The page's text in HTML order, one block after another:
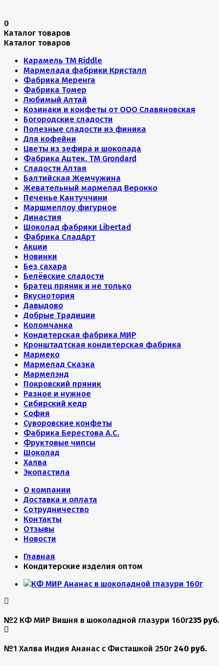
0
Каталог товаров
Каталог товаров
Карамель ТМ Riddle
Мармелада фабрики Кристалл
Фабрика Меренга
Фабрика Томер
Любимый Алтай
Козинаки и конфеты от ООО Славяновская
Богородские сладости
Полезные сладости из финика
Для кофейни
Цветы из зефира и шоколада
Фабрика Ацтек, ТМ Grondard
Сладости Алтая
Балтийская Жемчужина
Жевательный мармелад Верокко
Печенье Кантуччини
Маршмеллоу фигурное
Династия
Шоколад фабрики Libertad
Фабрика СладАрт
Акции
Новинки
Без сахара
Белёвские сладости
Братец пряник и не только
Вкуснотория
Давыдово
Добрые Традиции
Коломчанка
Кондитерская фабрика МИР
Кронштадтская кондитерская фабрика
Мармеко
Мармелад Сказка
Мармелэнд
Покровский пряник
Разное и нужное
Сибирский кедр
София
Суворовские конфеты
Фабрика Берестова А.С.
Фруктовые чипсы
Шоколад
Халва
Экопастила
О компании
Доставка и оплата
Сотрудничество
Контакты
Отзывы
Новости
Главная
Кондитерские изделия оптом
№2 КФ МИР Вишня в шоколадной глазури 160г235 руб.
№1 Халва Индия Ананас с Фисташкой 250г 240 руб.